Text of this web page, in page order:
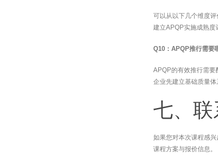
可以从以下几个维度
建立APQP实施成熟度
Q10：APQP推行需要
APQP的有效推行需要
企业先建立基础质量
七、
如果您对本次课程感
课程方案与报价信息。